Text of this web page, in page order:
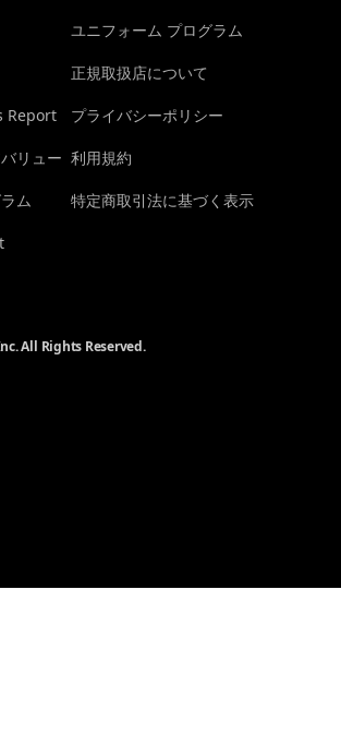
Report
リュー
ム
ユニフォーム プログラム
正規取扱店について
プライバシーポリシー
利用規約
特定商取引法に基づく表示
All Rights Reserved.